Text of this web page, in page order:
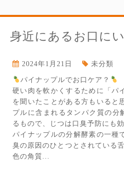
身近にあるお口に
2024年1月21日 未分類
パイナップルでお口ケア？
硬い肉を軟かくするために「パ
を聞いたことがある方もいると
プルに含まれるタンパク質の分
るもので、じつは口臭予防にも効
パイナップルの分解酵素の一種
臭の原因のひとつとされている
色の角質...